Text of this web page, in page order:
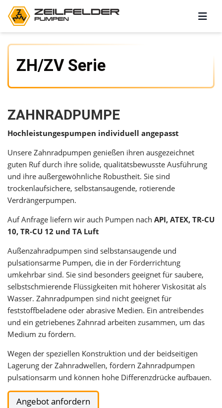
ZH/ZV Serie
ZAHNRADPUMPE
Hochleistungespumpen individuell angepasst
Unsere Zahnradpumpen genießen ihren ausgezeichnet
guten Ruf durch ihre solide, qualitätsbewusste Ausführung
und ihre außergewöhnliche Robustheit. Sie sind
trockenlaufsichere, selbstansaugende, rotierende
Verdrängerpumpen.
Auf Anfrage liefern wir auch Pumpen nach API, ATEX, TR-CU
10, TR-CU 12 und TA Luft
Außenzahradpumpen sind selbstansaugende und
pulsationsarme Pumpen, die in der Förderrichtung
umkehrbar sind. Sie sind besonders geeignet für saubere,
selbstschmierende Flüssigkeiten mit höherer Viskosität als
Wasser. Zahnradpumpen sind nicht geeignet für
feststoffbeladene oder abrasive Medien. Ein antreibendes
und ein getriebenes Zahnrad arbeiten zusammen, um das
Medium zu fördern.
Wegen der speziellen Konstruktion und der beidseitigen
Lagerung der Zahnradwellen, fördern Zahnradpumpen
pulsationsarm und können hohe Differenzdrücke aufbauen.
Angebot anfordern